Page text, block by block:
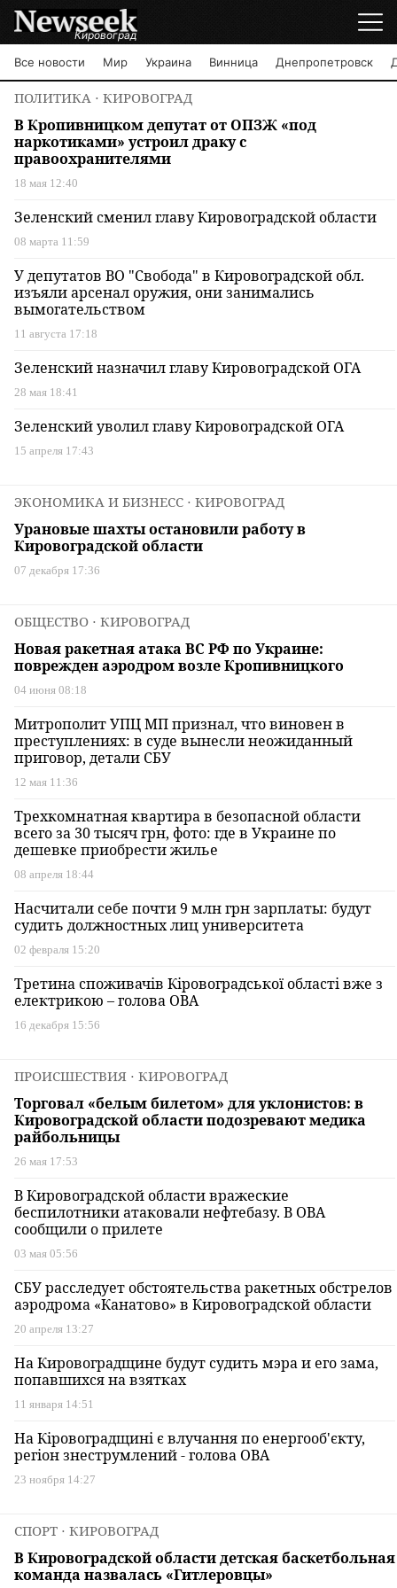
Кировоград
Все новости Мир Украина Винница Днепропетровск
ПОЛИТИКА ⋅ КИРОВОГРАД
В Кропивницком депутат от ОПЗЖ «под
наркотиками» устроил драку с
правоохранителями
18 мая 12:40
Зеленский сменил главу Кировоградской области
08 марта 11:59
У депутатов ВО "Свобода" в Кировоградской обл.
изъяли арсенал оружия, они занимались
вымогательством
11 августа 17:18
Зеленский назначил главу Кировоградской ОГА
28 мая 18:41
Зеленский уволил главу Кировоградской ОГА
15 апреля 17:43
ЭКОНОМИКА И БИЗНЕСС ⋅ КИРОВОГРАД
Урановые шахты остановили работу в
Кировоградской области
07 декабря 17:36
ОБЩЕСТВО ⋅ КИРОВОГРАД
Новая ракетная атака ВС РФ по Украине:
поврежден аэродром возле Кропивницкого
04 июня 08:18
Митрополит УПЦ МП признал, что виновен в
преступлениях: в суде вынесли неожиданный
приговор, детали СБУ
12 мая 11:36
Трехкомнатная квартира в безопасной области
всего за 30 тысяч грн, фото: где в Украине по
дешевке приобрести жилье
08 апреля 18:44
Насчитали себе почти 9 млн грн зарплаты: будут
судить должностных лиц университета
02 февраля 15:20
Третина споживачів Кіровоградської області вже з
електрикою – голова ОВА
16 декабря 15:56
ПРОИСШЕСТВИЯ ⋅ КИРОВОГРАД
Торговал «белым билетом» для уклонистов: в
Кировоградской области подозревают медика
райбольницы
26 мая 17:53
В Кировоградской области вражеские
беспилотники атаковали нефтебазу. В ОВА
сообщили о прилете
03 мая 05:56
СБУ расследует обстоятельства ракетных обстрелов
аэродрома «Канатово» в Кировоградской области
20 апреля 13:27
На Кировоградщине будут судить мэра и его зама,
попавшихся на взятках
11 января 14:51
На Кіровоградщині є влучання по енергооб'єкту,
регіон знеструмлений - голова ОВА
23 ноября 14:27
СПОРТ ⋅ КИРОВОГРАД
В Кировоградской области детская баскетбольная
команда назвалась «Гитлеровцы»